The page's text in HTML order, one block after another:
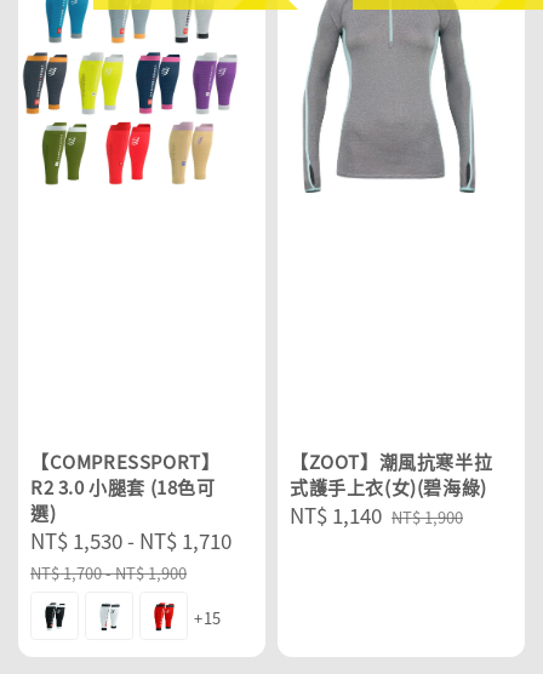
【COMPRESSPORT】
R2 3.0 小腿套 (18色可
選)
Sale
price
NT$ 1,530- NT$ 1,710
NT$ 1,700-NT$ 1,900
+15
【ZOOT】潮風抗寒半拉
式護手上衣(女)(碧海綠)
Sale
NT$ 1,140 Regular
NT$ 1,900